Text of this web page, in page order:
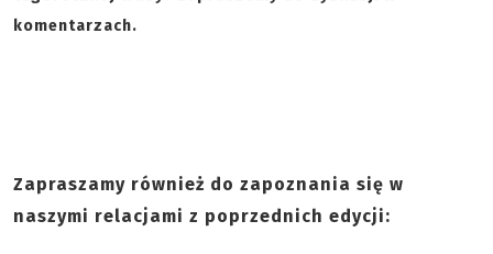
komentarzach.
Zapraszamy również do zapoznania się w
naszymi relacjami z poprzednich edycji: